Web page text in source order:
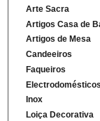
Arte Sacra
Artigos Casa de
Artigos de Mesa
Candeeiros
Faqueiros
Electrodomésticos
Inox
Loiça Decorativa